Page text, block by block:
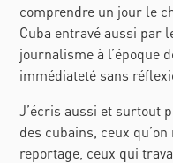
comprendre un jour le
Cuba entravé aussi par
journalisme à l’époque
immédiateté sans
J’écris aussi et surtout
des cubains, ceux
reportage, ceux qui